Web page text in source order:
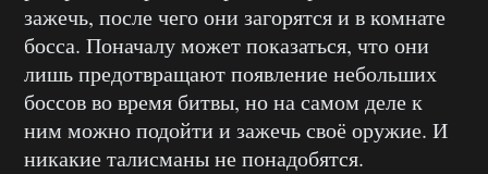
зажечь, после чего они загорятся и в комнате
босса. Поначалу может показаться, что они
лишь предотвращают появление небольших
боссов во время битвы, но на самом деле к
ним можно подойти и зажечь своё оружие. И
никакие талисманы не понадобятся.